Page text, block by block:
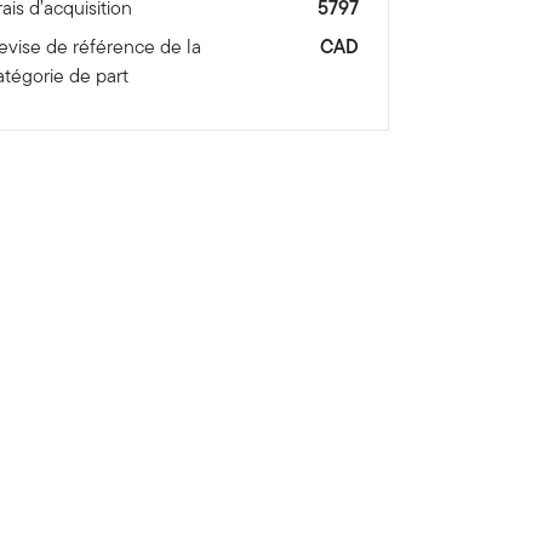
d’acquisition
5797
de référence de la
de part
CAD